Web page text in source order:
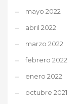
mayo 2022
abril 2022
marzo 2022
febrero 2022
enero 2022
octubre 2021